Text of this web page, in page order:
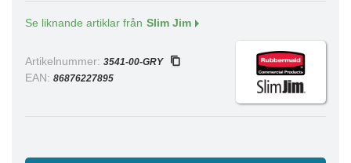
Se liknande artiklar från Slim Jim
Artikelnummer: 3541-00-GRY
EAN: 86876227895